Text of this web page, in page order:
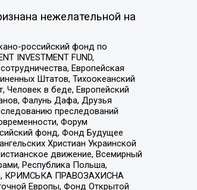
нежелательной на
российский фонд по
INVESTMENT FUND,
Европейская
Штатов, Тихоокеанский
Человек в беде, Европейский
Фалунь Дафа, Друзья
преследований
Форум
фонд, Фонд Будущее
Христиан Украинской
движение, Всемирный
Республика Польша,
КРИМСЬКА ПРАВОЗАХИСНА
Европы, Фонд Открытой